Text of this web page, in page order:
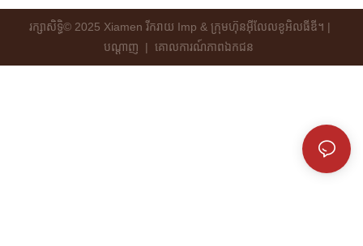
រក្សាសិទ្ធិ© 2025 Xiamen រីករាយ Imp & ក្រុមហ៊ុនអ៊ីលែលខូអិលធីឌី។ |
បណ្ដាញ
| គោលការណ៍​ភាព​ឯកជន